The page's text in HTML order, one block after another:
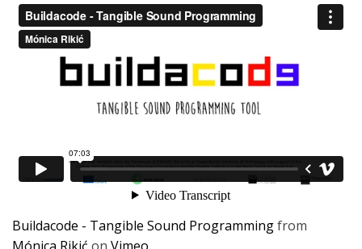
Buildacode - Tangible Sound Programmingfrom